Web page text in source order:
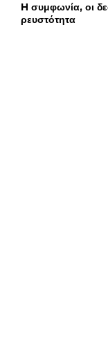
H συμφωνία, οι
ρευστότητα